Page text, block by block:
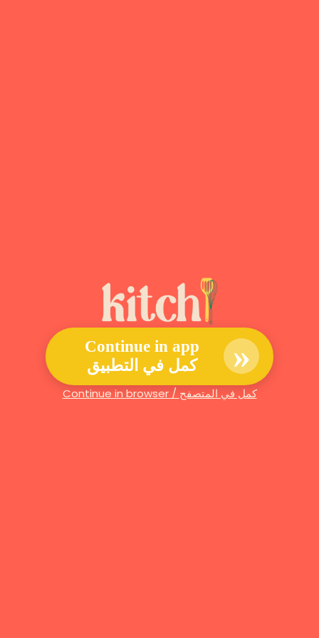
Continue in app
كمل في التطبيق
»
Continue in browser / كمل في المتصفح